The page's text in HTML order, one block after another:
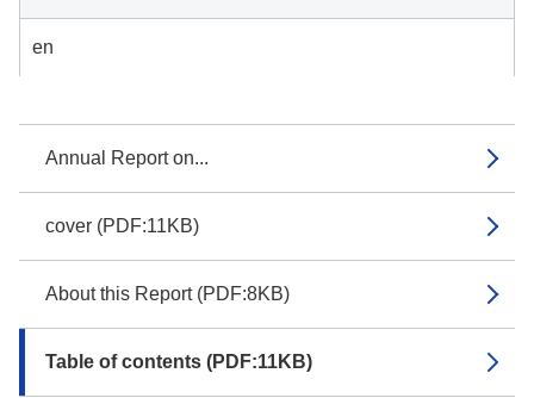
Annual Report on...
cover (PDF:11KB)
About this Report (PDF:8KB)
Table of contents (PDF:11KB)
en